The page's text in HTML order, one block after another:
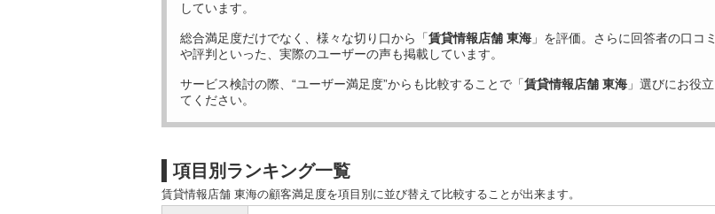
しています。
総合満足度だけでなく、様々な切り口から「賃貸情報店舗 東海 」を評価。さらに回答者の口コミ
や評判といった、実際のユーザーの声も掲載しています。
サービス検討の際、“ユーザー満足度”からも比較することで「賃貸情報店舗 東海 」選びにお役立
てください。
項目別ランキング一覧
賃貸情報店舗 東海の顧客満足度を項目別に並び替えて比較することが出来ます。